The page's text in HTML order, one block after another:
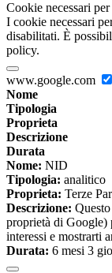
Cookie necessari
I cookie necessari
disabilitati. È
policy.
www.google.com
Nome
Tipologia
Proprieta
Descrizione
Durata
Nome: NID
Tipologia: analitico
Proprieta: Terze
Descrizione:
proprietà di Google)
interessi e mostrarti
Durata: 6 mesi 3